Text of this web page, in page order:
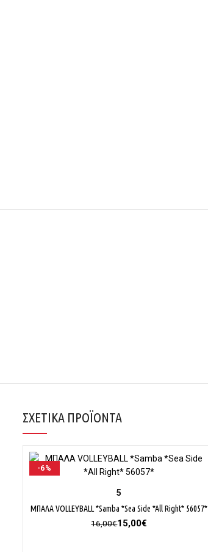
ΣΧΕΤΙΚΆ ΠΡΟΪΌΝΤΑ
-6%
ΕΠΙΛΟΓΉ
5
ΜΠΑΛΑ VOLLEYBALL *Samba *Sea Side *All Right* 56057*
16,00€Original
15,00€